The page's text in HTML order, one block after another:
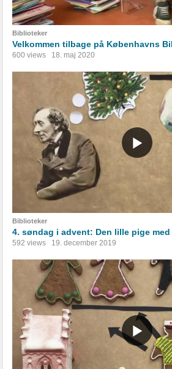
Biblioteker
Velkommen tilbage på Københavns
600 views 18. maj 2020
Biblioteker
4. søndag i advent: Den lille pige
592 views 19. december 2019